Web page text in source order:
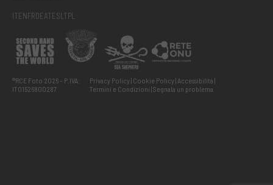
ITENFRDEATESLTPL
®RCE Foto 2026 – P.IVA:
IT01526800287
Privacy Policy Cookie Policy Accessibilità
Termini e Condizioni Segnala un problema